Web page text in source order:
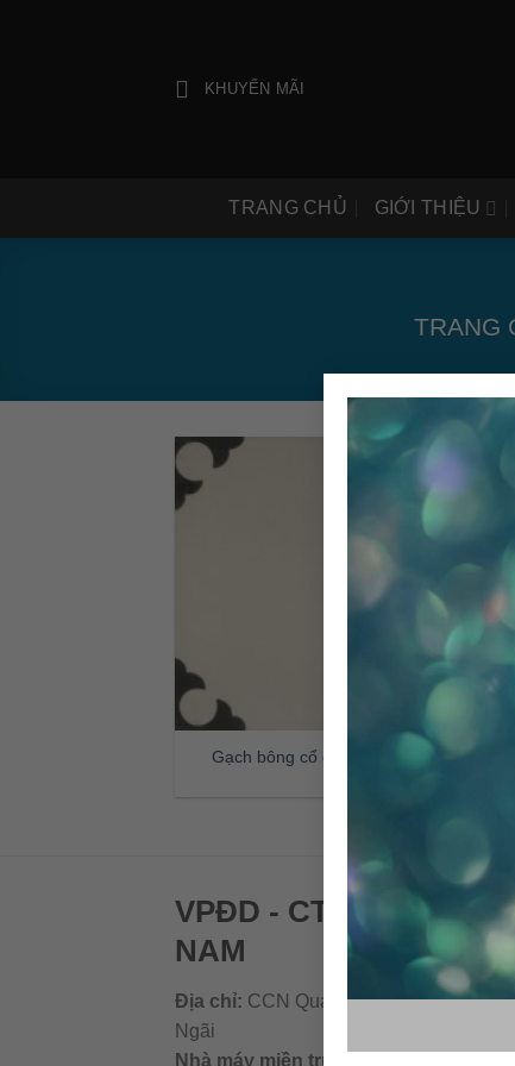
KHUYẾN MÃI
TRANG CHỦ GIỚI THIỆU
TRANG
Gạch bông cổ điển CTS 44.1
VPĐD - CTY TNHH
NAM
Địa chỉ: CCN Quán Lát, Xã Đức
Ngãi
Nhà máy miền trung: